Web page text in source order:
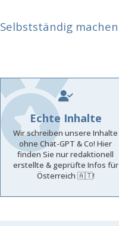
Selbstständig machen
Echte Inhalte
Wir schreiben unsere Inhalte
ohne Chat-GPT & Co! Hier
finden Sie nur redaktionell
erstellte & geprüfte Infos für
Österreich 🇦🇹!